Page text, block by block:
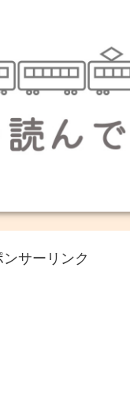
ンサーリンク